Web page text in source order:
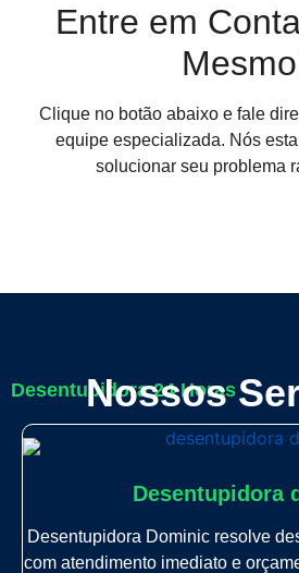
Entre em
Clique no botão abaixo e fale
equipe especializada. Nós
solucionar seu problema
Desentupidora 24 Horas
Nossos
Desentupidora
Desentupidora Dominic resolve
com atendimento imediato e